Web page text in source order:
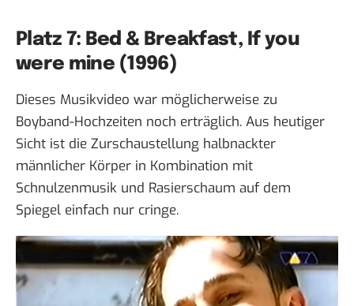
Platz 7: Bed & Breakfast, If you
were mine (1996)
Dieses Musikvideo war möglicherweise zu
Boyband-Hochzeiten noch erträglich. Aus heutiger
Sicht ist die Zurschaustellung halbnackter
männlicher Körper in Kombination mit
Schnulzenmusik und Rasierschaum auf dem
Spiegel einfach nur cringe.